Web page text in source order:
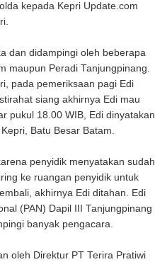
kepada Kepri Update.com
dan didampingi oleh beberapa
maupun Peradi Tanjungpinang.
pada pemeriksaan pagi Edi
siang akhirnya Edi mau
pukul 18.00 WIB, Edi dinyatakan
Batu Besar Batam.
penyidik menyatakan sudah
ke ruangan penyidik untuk
akhirnya Edi ditahan. Edi
(PAN) Dapil III Tanjungpinang
banyak pengacara.
oleh Direktur PT Terira Pratiwi